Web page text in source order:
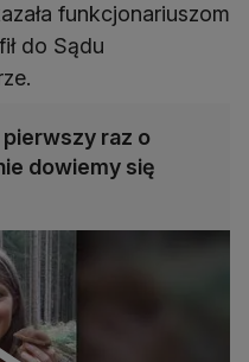
funkcjonariuszom
do Sądu
pierwszy raz o
dowiemy się